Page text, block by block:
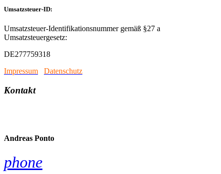
Umsatzsteuer-ID:
Umsatzsteuer-Identifikationsnummer gemäß §27 a
Umsatzsteuergesetz:
DE277759318
Impressum
Datenschutz
Kontakt
Andreas Ponto
phone